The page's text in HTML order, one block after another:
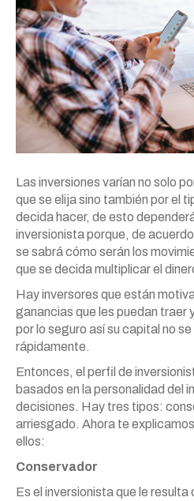
Las inversiones varían no solo
que se elija sino también por el
decida hacer, de esto
inversionista porque, de
se sabrá cómo serán los
que se decida multiplicar el
Hay inversores que están
ganancias que les puedan traer
por lo seguro así su capital no
rápidamente.
Entonces, el perfil de
basados en la personalidad del
decisiones. Hay tres tipos:
arriesgado. Ahora te
ellos:
Conservador
Es el inversionista que le